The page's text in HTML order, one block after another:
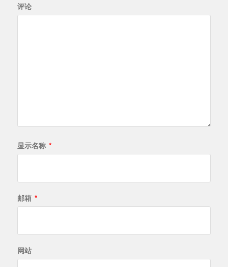
评论
显示名称 *
邮箱 *
网站